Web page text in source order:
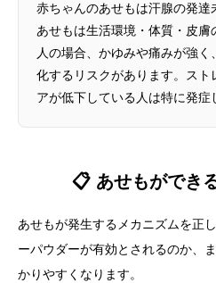
赤ちゃんのあせもは汗腺の発
あせもは生活環境・体質・皮
人の場合、かゆみや痛みが強
化するリスクがあります。スト
アが低下している人は特に発症
📋 あせもができ
あせもが発生するメカニズムを正
ーパウダーが有効とされるのか、
かりやすくなります。